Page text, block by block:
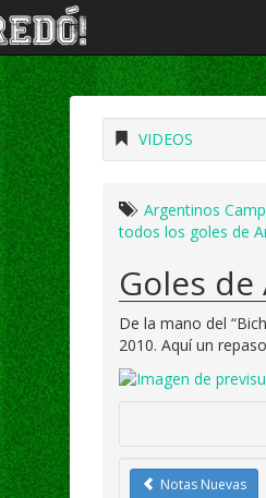
VIDEOS
Argentinos
todos los goles de
Goles
De la mano del
2010. Aquí un
Notas Nuevas